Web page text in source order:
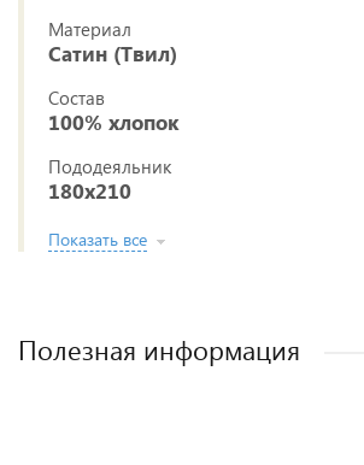
Материал
Сатин (Твил)
Состав
100% хлопок
Пододеяльник
180x210
Показать все
Полезная информация